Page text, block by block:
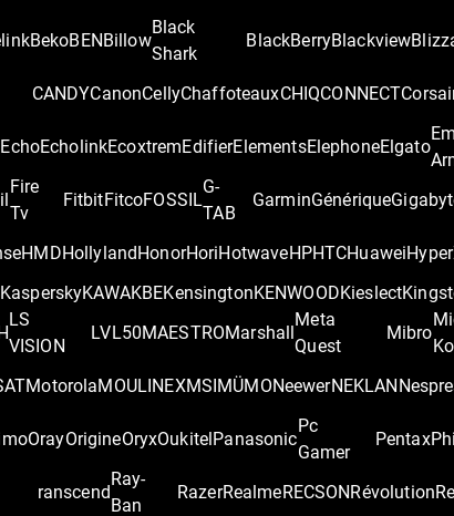
BekoBEN Billow
Black
Shark
BlackBerryBlackview
CANDYCanonCellyChaffoteauxCHIQCONNECT
EchoEcholinkEcoxtremEdifierElementsElephoneElgato
Fire
Tv
FitbitFitcoFOSSIL
G-
TAB
GarminGénérique
HMDHollyland HonorHoriHotwaveHPHTCHuawei
KasperskyKAWAKBEKensingtonKENWOODKieslect
LS
VISION
LVL50MAESTROMarshall
Meta
Quest
Mibro
MotorolaMOULINEXMSI MÜMONeewerNEKLAN
OrayOrigineOryxOukitel Panasonic
Pc
Gamer
Pentax
ranscend
Ray-
Ban
RazerRealmeRECSON Révolution